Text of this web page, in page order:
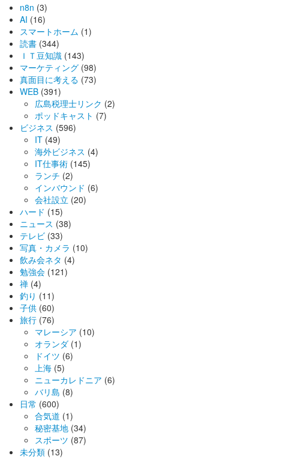
n8n (3)
AI (16)
スマートホーム (1)
読書 (344)
ＩＴ豆知識 (143)
マーケティング (98)
真面目に考える (73)
WEB (391)
広島税理士リンク (2)
ポッドキャスト (7)
ビジネス (596)
IT (49)
海外ビジネス (4)
IT仕事術 (145)
ランチ (2)
インバウンド (6)
会社設立 (20)
ハード (15)
ニュース (38)
テレビ (33)
写真・カメラ (10)
飲み会ネタ (4)
勉強会 (121)
禅 (4)
釣り (11)
子供 (60)
旅行 (76)
マレーシア (10)
オランダ (1)
ドイツ (6)
上海 (5)
ニューカレドニア (6)
バリ島 (8)
日常 (600)
合気道 (1)
秘密基地 (34)
スポーツ (87)
未分類 (13)